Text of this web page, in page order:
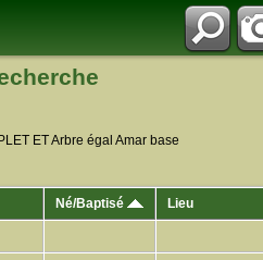
ET Arbre égal Amar base
Né/Baptisé Lieu